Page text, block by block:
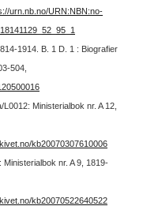
urn.nb.no/URN:NBN:no-
1914. B. 1 D. 1 : Biografier
504,
Ministerialbok nr. A 12,
kb20070307610006
nr. A 9, 1819-
kb20070522640522